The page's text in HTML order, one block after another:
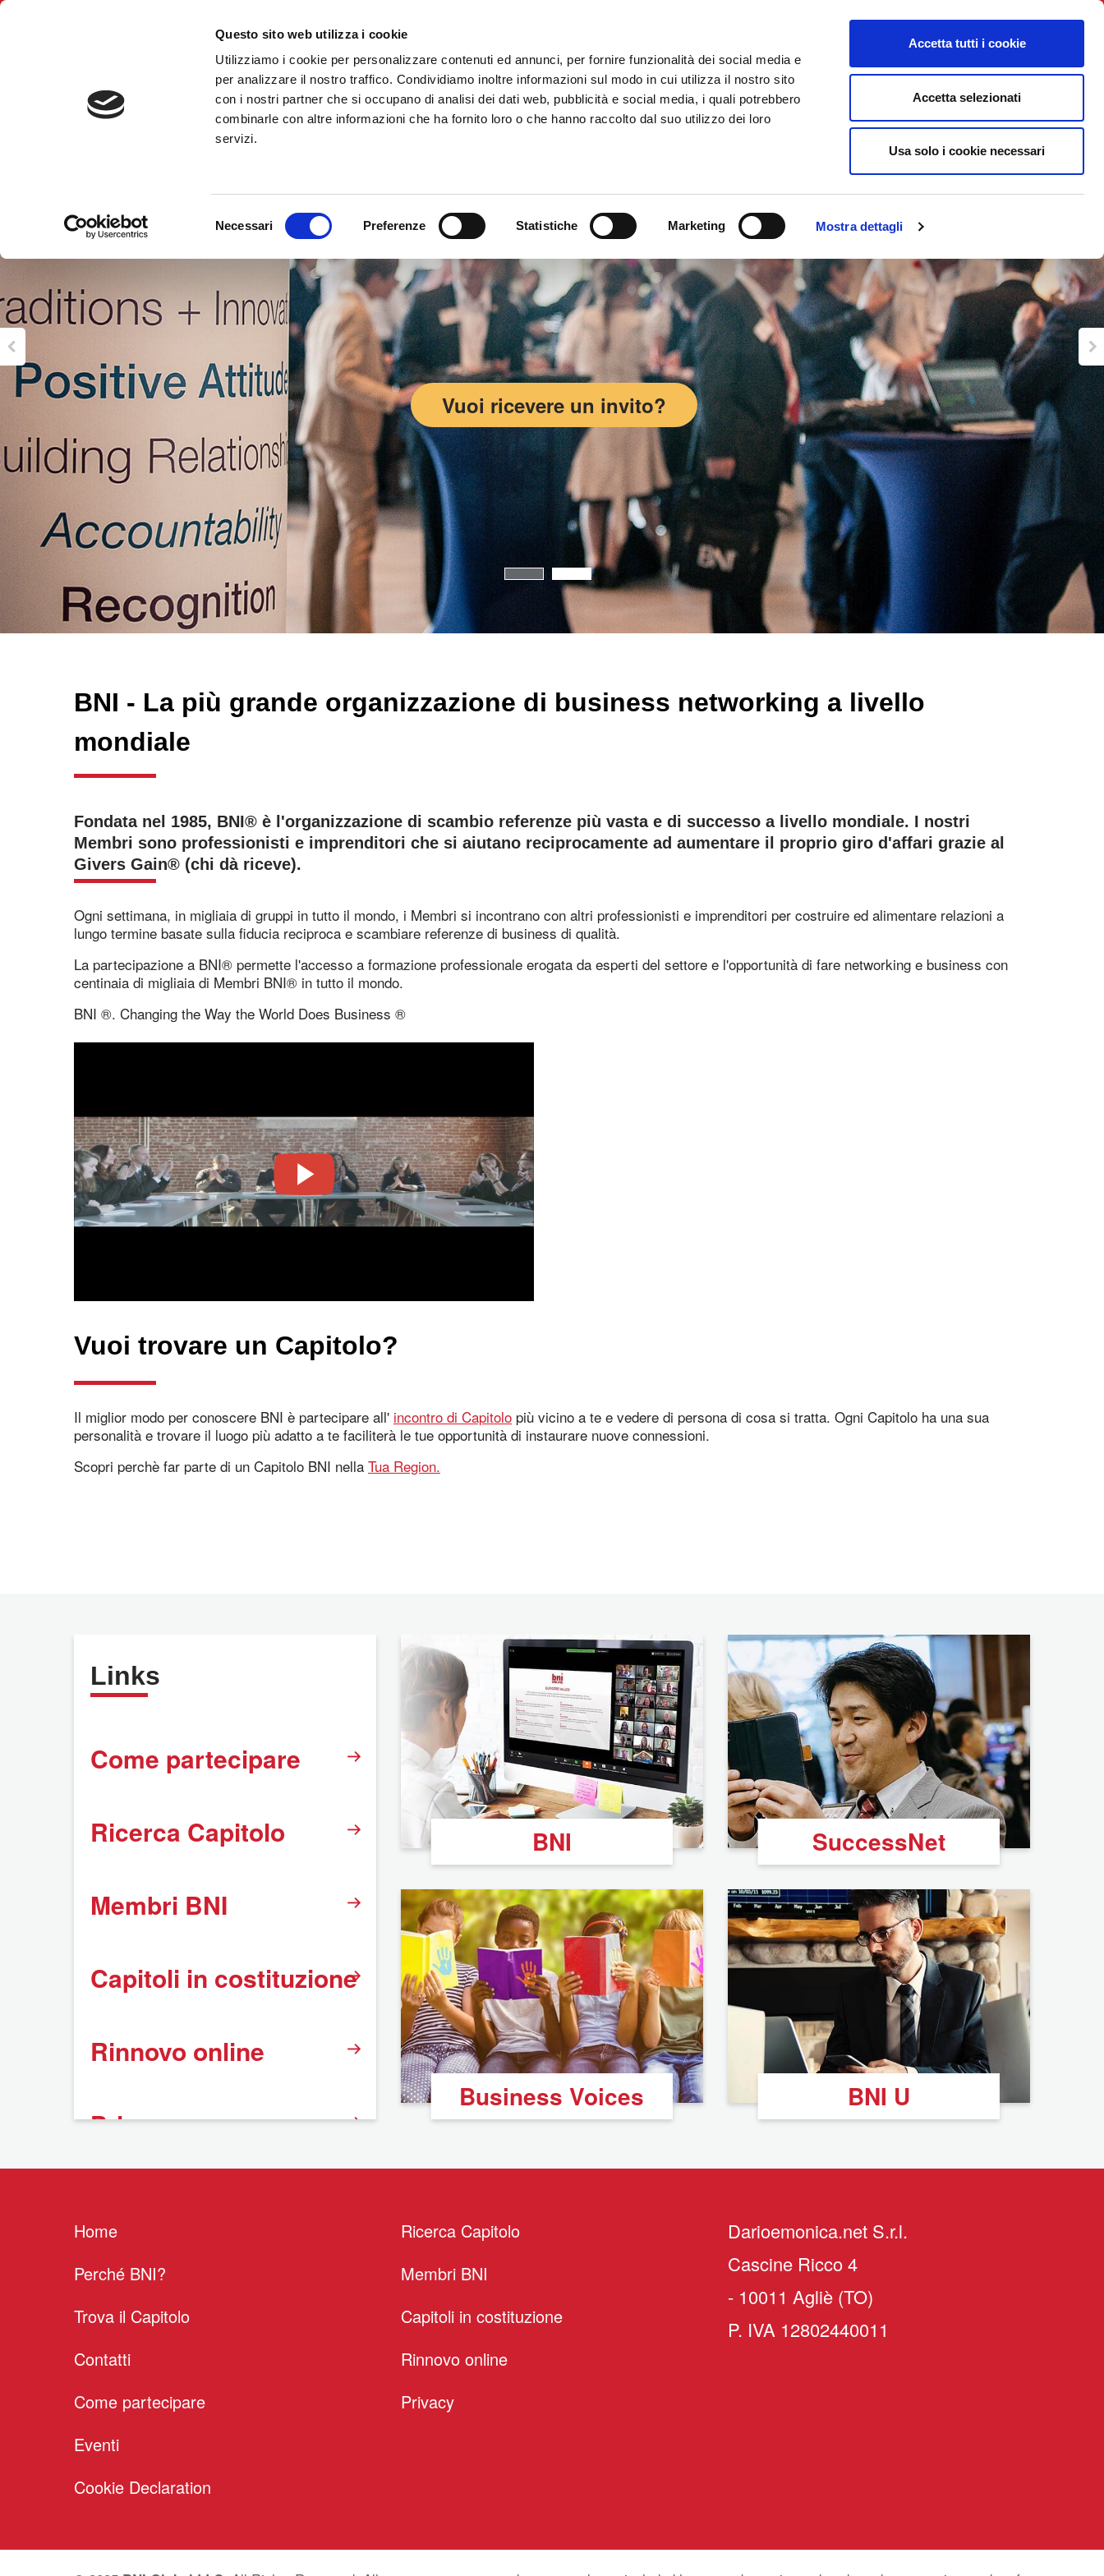
Questo sito web utilizza i cookie
Utilizziamo i cookie per personalizzare contenuti ed annunci, per fornire funzionalità dei social media e
per analizzare il nostro traffico. Condividiamo inoltre informazioni sul modo in cui utilizza il nostro sito
con i nostri partner che si occupano di analisi dei dati web, pubblicità e social media, i quali potrebbero
combinarle con altre informazioni che ha fornito loro o che hanno raccolto dal suo utilizzo dei loro
servizi.
Necessari Preferenze Statistiche Marketing Mostra dettagli
Accetta tutti i cookie
Accetta selezionati
Usa solo i cookie necessari
BNI International Account Login
BNI Riviere Liguri PERCHÉ BNI? TROVA IL CAPITOLO CONTATTI EVENTI
Vuoi ricevere un invito?
BNI - La più grande organizzazione di business networking a livello
mondiale
Fondata nel 1985, BNI® è l'organizzazione di scambio referenze più vasta e di successo a livello mondiale. I nostri
Membri sono professionisti e imprenditori che si aiutano reciprocamente ad aumentare il proprio giro d'affari grazie al
Givers Gain® (chi dà riceve).
Ogni settimana, in migliaia di gruppi in tutto il mondo, i Membri si incontrano con altri professionisti e imprenditori per costruire ed alimentare relazioni a
lungo termine basate sulla fiducia reciproca e scambiare referenze di business di qualità.
La partecipazione a BNI® permette l'accesso a formazione professionale erogata da esperti del settore e l'opportunità di fare networking e business con
centinaia di migliaia di Membri BNI® in tutto il mondo.
BNI ®. Changing the Way the World Does Business ®
Vuoi trovare un Capitolo?
Il miglior modo per conoscere BNI è partecipare all' incontro di Capitolo più vicino a te e vedere di persona di cosa si tratta. Ogni Capitolo ha una sua
personalità e trovare il luogo più adatto a te faciliterà le tue opportunità di instaurare nuove connessioni.
Scopri perchè far parte di un Capitolo BNI nella Tua Region.
Links
Come partecipare
Ricerca Capitolo
Membri BNI
Capitoli in costituzione
Rinnovo online
Privacy
BNI SuccessNet
Business Voices BNI U
Home
Perché BNI?
Trova il Capitolo
Contatti
Come partecipare
Eventi
Cookie Declaration
Ricerca Capitolo
Membri BNI
Capitoli in costituzione
Rinnovo online
Privacy
Darioemonica.net S.r.l.
Cascine Ricco 4
- 10011 Agliè (TO)
P. IVA 12802440011